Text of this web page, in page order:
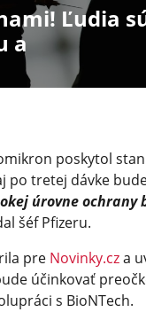
Ľudia
a
poskytol
po tretej dávke
úrovne ochrany
šéf Pfizeru.
pre Novinky.cza
účinkovať
s BioNTech.